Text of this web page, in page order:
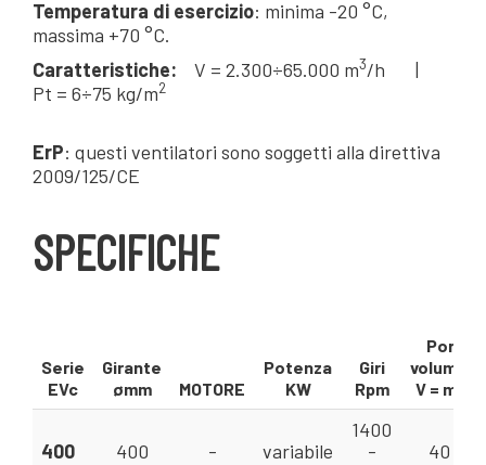
Temperatura di esercizio: minima -20 °C,
massima +70 °C.
Caratteristiche: V = 2.300÷65.000 m3/h |
Pt = 6÷75 kg/m2
ErP: questi ventilatori sono soggetti alla direttiva
2009/125/CE
SPECIFICHE
Serie
EVc
Girante
ømm
MOTORE
Potenza
KW
Giri
Rpm
V = m³/
400 400 - variabile
1400
-
40 - 68